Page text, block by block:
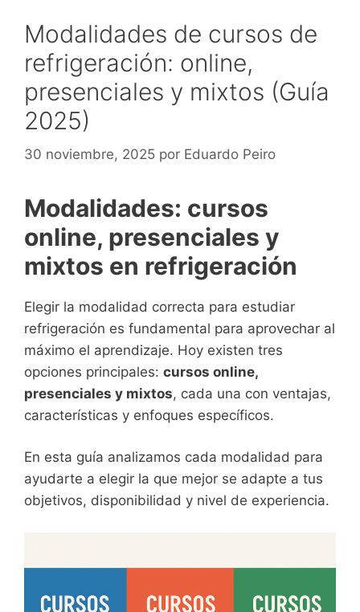
Modalidades de cursos de
refrigeración: online,
presenciales y mixtos (Guía
2025)
30 noviembre, 2025 por Eduardo Peiro
Modalidades: cursos
online, presenciales y
mixtos en refrigeración
Elegir la modalidad correcta para estudiar
refrigeración es fundamental para aprovechar al
máximo el aprendizaje. Hoy existen tres
opciones principales: cursos online,
presenciales y mixtos, cada una con ventajas,
características y enfoques específicos.
En esta guía analizamos cada modalidad para
ayudarte a elegir la que mejor se adapte a tus
objetivos, disponibilidad y nivel de experiencia.